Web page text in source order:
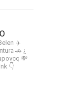
✈️
🚗 ¿
💸
👇